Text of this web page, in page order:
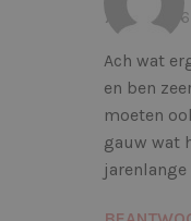
7 juli 2026
Ach wat
en ben
moeten
gauw wat